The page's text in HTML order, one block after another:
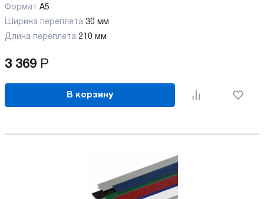
Формат A5
Ширина переплета 30 мм
Длина переплета 210 мм
3 369 Р
В корзину